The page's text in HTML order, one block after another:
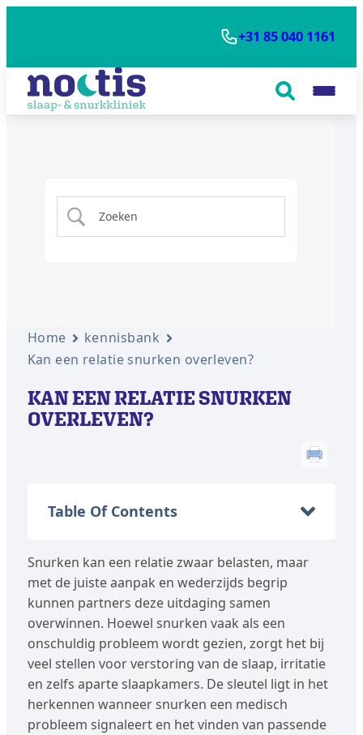
+31 85 040 1161
Home
kennisbank
Kan een relatie snurken overleven?
KAN EEN RELATIE SNURKEN
OVERLEVEN?
Table Of Contents
Snurken kan een relatie zwaar belasten, maar
met de juiste aanpak en wederzijds begrip
kunnen partners deze uitdaging samen
overwinnen. Hoewel snurken vaak als een
onschuldig probleem wordt gezien, zorgt het bij
veel stellen voor verstoring van de slaap, irritatie
en zelfs aparte slaapkamers. De sleutel ligt in het
herkennen wanneer snurken een medisch
probleem signaleert en het vinden van passende